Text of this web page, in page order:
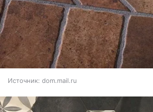
Источник: dom.mail.ru